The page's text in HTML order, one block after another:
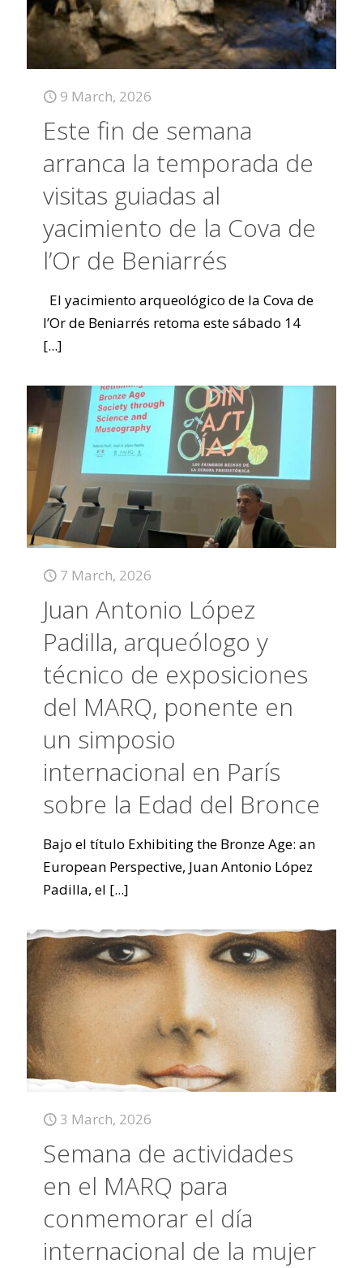
9 March, 2026
Este fin de semana
arranca la temporada de
visitas guiadas al
yacimiento de la Cova de
l’Or de Beniarrés
El yacimiento arqueológico de la Cova de
l’Or de Beniarrés retoma este sábado 14
[...]
7 March, 2026
Juan Antonio López
Padilla, arqueólogo y
técnico de exposiciones
del MARQ, ponente en
un simposio
internacional en París
sobre la Edad del Bronce
Bajo el título Exhibiting the Bronze Age: an
European Perspective, Juan Antonio López
Padilla, el [...]
3 March, 2026
Semana de actividades
en el MARQ para
conmemorar el día
internacional de la mujer